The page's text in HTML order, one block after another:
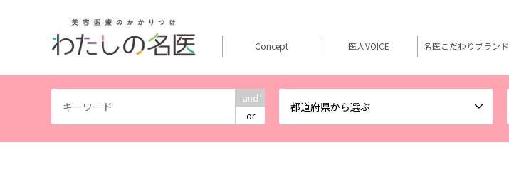
and
or
都道府県から選ぶ
Concept 医人VOICE 名医こだわりブランド